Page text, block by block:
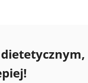
1,70 zł